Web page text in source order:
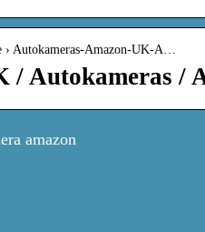
› Autokameras-Amazon-UK-A…
/ Autokameras
amazon